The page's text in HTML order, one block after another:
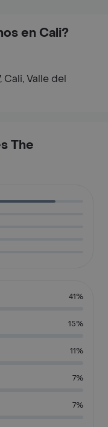
en Cali?
Valle del
The
41%
15%
11%
7%
7%